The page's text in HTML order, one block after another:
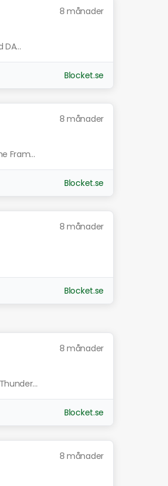
8 månader
Blocket.se
8 månader
Fram...
Blocket.se
8 månader
Blocket.se
8 månader
Blocket.se
8 månader